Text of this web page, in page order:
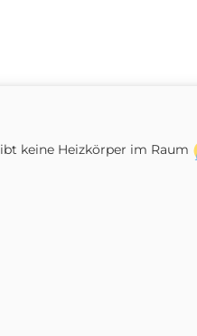
keine Heizkörper im Raum